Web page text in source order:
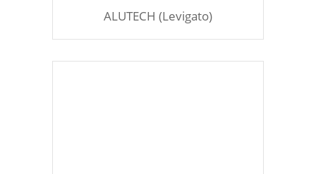
ALUTECH (Levigato)